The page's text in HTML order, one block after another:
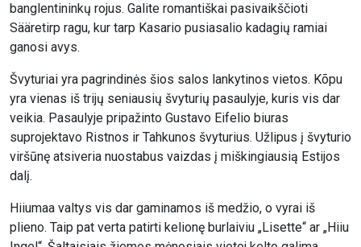
banglentininkų rojus. Galite romantiškai pasivaikščioti
Sääretirp ragu, kur tarp Kasario pusiasalio kadagių ramiai
ganosi avys.
Švyturiai yra pagrindinės šios salos lankytinos vietos. Kõpu
yra vienas iš trijų seniausių švyturių pasaulyje, kuris vis dar
veikia. Pasaulyje pripažinto Gustavo Eifelio biuras
suprojektavo Ristnos ir Tahkunos švyturius. Užlipus į švyturio
viršūnę atsiveria nuostabus vaizdas į miškingiausią Estijos
dalį.
Hiiumaa valtys vis dar gaminamos iš medžio, o vyrai iš
plieno. Taip pat verta patirti kelionę burlaiviu „Lisette“ ar „Hiiu